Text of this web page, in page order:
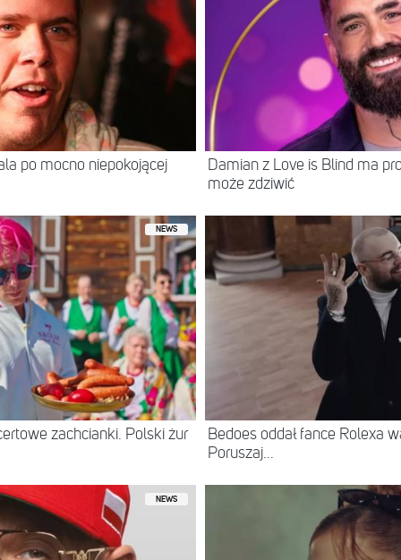
po mocno niepokojącej
Damian z Love is Blind ma
może zdziwić
NEWS
zachcianki. Polski żur
Bedoes oddał fance Rolexa
Poruszaj...
NEWS